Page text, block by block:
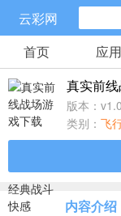
云彩网
手游分类
卡牌回合
631款手游
0款手游
首页 应用
真实前
版本：v1.0
类别： 飞
内容介绍